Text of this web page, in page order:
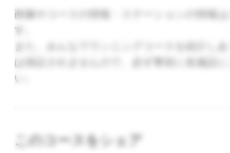
画像やコースの情報・ステーションの情報
す。
また、みんなでランニングコースを紹介し
は保証されませんので、必ず事前に各施設に
い。
このコースをシェア